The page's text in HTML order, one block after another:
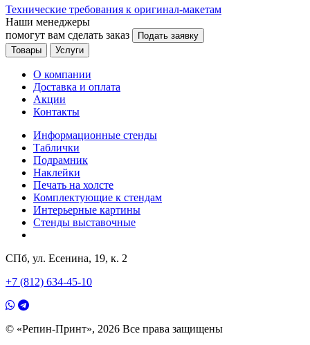
Технические требования к оригинал-макетам
Наши менеджеры
помогут вам сделать заказ
Подать заявку
Товары
Услуги
О компании
Доставка и оплата
Акции
Контакты
Информационные стенды
Таблички
Подрамник
Наклейки
Печать на холсте
Комплектующие к стендам
Интерьерные картины
Стенды выставочные
СПб, ул. Есенина, 19, к. 2
+7 (812) 634-45-10
© «Репин-Принт», 2026 Все права защищены